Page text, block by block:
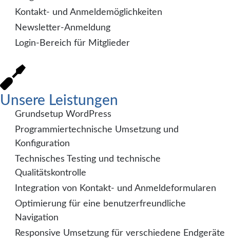
Kontakt- und Anmeldemöglichkeiten
Newsletter-Anmeldung
Login-Bereich für Mitglieder
Unsere Leistungen
Grundsetup WordPress
Programmiertechnische Umsetzung und
Konfiguration
Technisches Testing und technische
Qualitätskontrolle
Integration von Kontakt- und Anmeldeformularen
Optimierung für eine benutzerfreundliche
Navigation
Responsive Umsetzung für verschiedene Endgeräte